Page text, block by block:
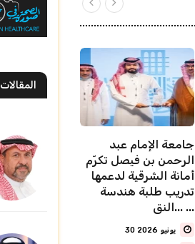
جامعة الإمام عبد
الرحمن بن فيصل تكرّم
أمانة الشرقية لدعمها
تدريب طلبة هندسة
النق... ...
المقالات